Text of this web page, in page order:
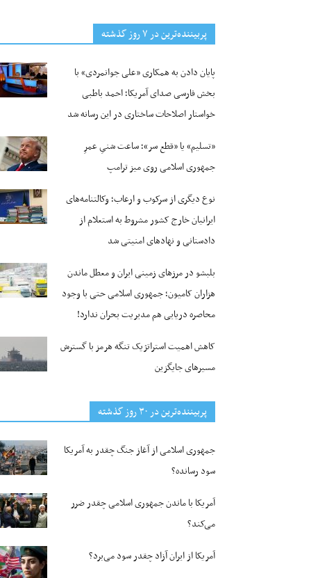
پربیننده‌ترین‌ در ۷ روز گذشته
پایان دادن به همکاری «علی جوانمردی» با
بخش فارسی صدای آمریکا؛ احمد باطبی
خواستار اصلاحات ساختاری در این رسانه شد
«تسلیم» یا «قطع سر»؛ ساعت شنیِ عمرِ
جمهوری اسلامی روی میز ترامپ
نوع دیگری از سرکوب و ارعاب؛ وکالتنامه‌های
ایرانیان خارج کشور مشروط به استعلام از
دادستانی و نهادهای امنیتی شد
بلبشو در مرزهای زمینی ایران و معطل ماندن
هزاران کامیون؛ جمهوری اسلامی حتی با وجود
محاصره دریایی هم مدیریت بحران ندارد!
کاهش اهمیت استراتژیک تنگه‌ هرمز با گسترش
مسیرهای جایگزین
پربیننده‌ترین‌ در ۳۰ روز گذشته
جمهوری اسلامی از آغاز جنگ چقدر به آمریکا
سود رسانده؟
آمریکا با ماندن جمهوری اسلامی چقدر ضرر
می‌کند؟
آمریکا از ایران آزاد چقدر سود می‌برد؟